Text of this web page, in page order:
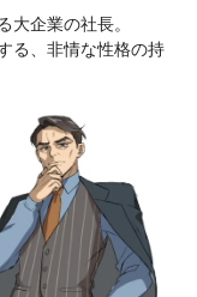
大企業の社長。
る、非情な性格の持